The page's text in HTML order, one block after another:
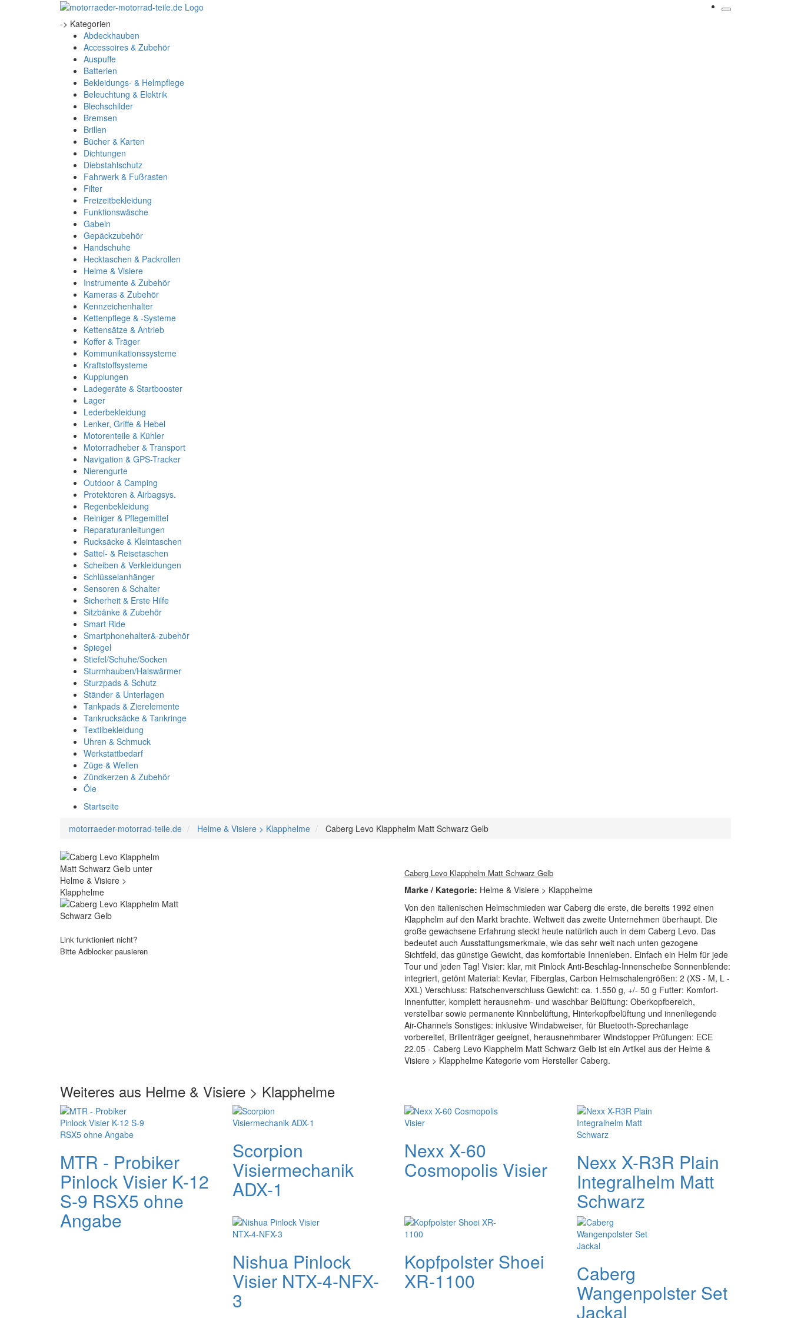
-> Kategorien
Abdeckhauben
Accessoires & Zubehör
Auspuffe
Batterien
Bekleidungs- & Helmpflege
Beleuchtung & Elektrik
Blechschilder
Bremsen
Brillen
Bücher & Karten
Dichtungen
Diebstahlschutz
Fahrwerk & Fußrasten
Filter
Freizeitbekleidung
Funktionswäsche
Gabeln
Gepäckzubehör
Handschuhe
Hecktaschen & Packrollen
Helme & Visiere
Instrumente & Zubehör
Kameras & Zubehör
Kennzeichenhalter
Kettenpflege & -Systeme
Kettensätze & Antrieb
Koffer & Träger
Kommunikationssysteme
Kraftstoffsysteme
Kupplungen
Ladegeräte & Startbooster
Lager
Lederbekleidung
Lenker, Griffe & Hebel
Motorenteile & Kühler
Motorradheber & Transport
Navigation & GPS-Tracker
Nierengurte
Outdoor & Camping
Protektoren & Airbagsys.
Regenbekleidung
Reiniger & Pflegemittel
Reparaturanleitungen
Rucksäcke & Kleintaschen
Sattel- & Reisetaschen
Scheiben & Verkleidungen
Schlüsselanhänger
Sensoren & Schalter
Sicherheit & Erste Hilfe
Sitzbänke & Zubehör
Smart Ride
Smartphonehalter&-zubehör
Spiegel
Stiefel/Schuhe/Socken
Sturmhauben/Halswärmer
Sturzpads & Schutz
Ständer & Unterlagen
Tankpads & Zierelemente
Tankrucksäcke & Tankringe
Textilbekleidung
Uhren & Schmuck
Werkstattbedarf
Züge & Wellen
Zündkerzen & Zubehör
Öle
Startseite
motorraeder-motorrad-teile.de
Helme & Visiere > Klapphelme Caberg Levo Klapphelm Matt Schwarz Gelb
Link funktioniert nicht?
Bitte Adblocker pausieren
Caberg Levo Klapphelm Matt Schwarz Gelb
Marke / Kategorie: Helme & Visiere > Klapphelme
Von den italienischen Helmschmieden war Caberg die erste, die bereits 1992 einen
Klapphelm auf den Markt brachte. Weltweit das zweite Unternehmen überhaupt. Die
große gewachsene Erfahrung steckt heute natürlich auch in dem Caberg Levo. Das
bedeutet auch Ausstattungsmerkmale, wie das sehr weit nach unten gezogene
Sichtfeld, das günstige Gewicht, das komfortable Innenleben. Einfach ein Helm für jede
Tour und jeden Tag! Visier: klar, mit Pinlock Anti-Beschlag-Innenscheibe Sonnenblende:
integriert, getönt Material: Kevlar, Fiberglas, Carbon Helmschalengrößen: 2 (XS - M, L -
XXL) Verschluss: Ratschenverschluss Gewicht: ca. 1.550 g, +/- 50 g Futter: Komfort-
Innenfutter, komplett herausnehm- und waschbar Belüftung: Oberkopfbereich,
verstellbar sowie permanente Kinnbelüftung, Hinterkopfbelüftung und innenliegende
Air-Channels Sonstiges: inklusive Windabweiser, für Bluetooth-Sprechanlage
vorbereitet, Brillenträger geeignet, herausnehmbarer Windstopper Prüfungen: ECE
22.05 - Caberg Levo Klapphelm Matt Schwarz Gelb ist ein Artikel aus der Helme &
Visiere > Klapphelme Kategorie vom Hersteller Caberg.
Weiteres aus Helme & Visiere > Klapphelme
MTR - Probiker
Pinlock Visier K-12
S-9 RSX5 ohne
Angabe
Scorpion
Visiermechanik
ADX-1
Nexx X-60
Cosmopolis Visier Nexx X-R3R Plain
Integralhelm Matt
Schwarz
Nishua Pinlock
Visier NTX-4-NFX-
3
Kopfpolster Shoei
XR-1100 Caberg
Wangenpolster Set
Jackal